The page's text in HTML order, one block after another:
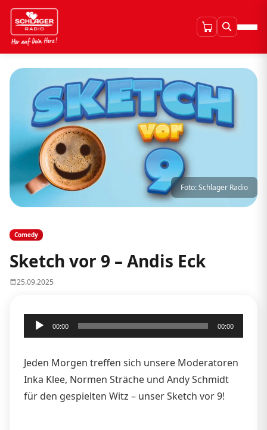
Foto: Schlager Radio
Comedy
Sketch vor 9 – Andis Eck
25.09.2025
Audio-
Player
00:00 00:00
Jeden Morgen treffen sich unsere Moderatoren
Inka Klee, Normen Sträche und Andy Schmidt
für den gespielten Witz – unser Sketch vor 9!